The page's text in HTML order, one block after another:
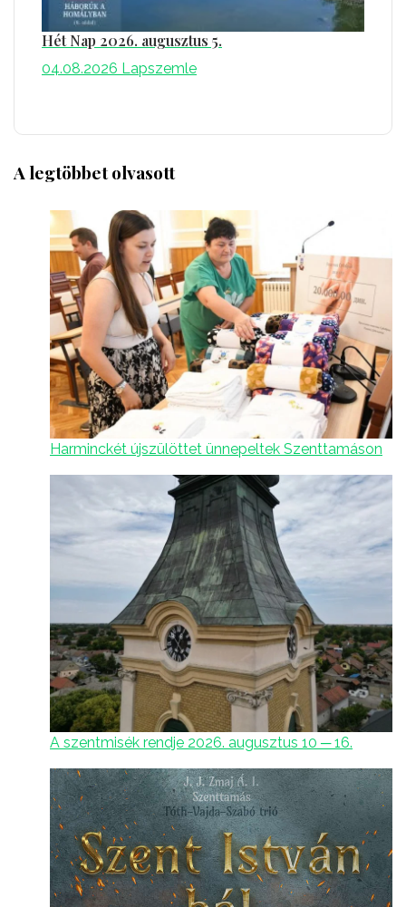
Hét Nap 2026. augusztus 5.
04.08.2026 Lapszemle
A legtöbbet olvasott
Harminckét újszülöttet ünnepeltek Szenttamáson
A szentmisék rendje 2026. augusztus 10 ─ 16.